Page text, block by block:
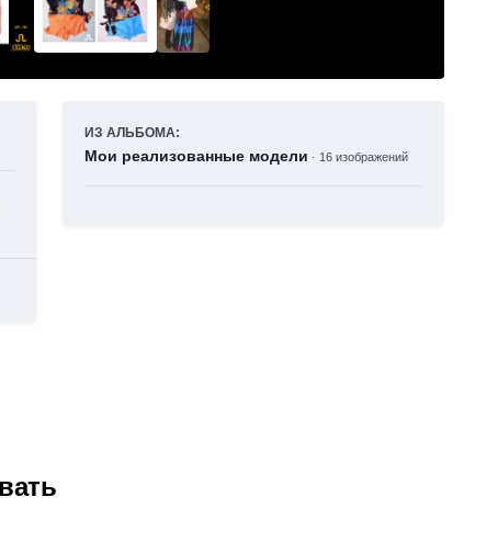
ИЗ АЛЬБОМА:
Мои реализованные модели · 16 изображений